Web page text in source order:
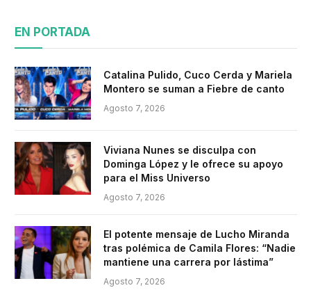
EN PORTADA
Catalina Pulido, Cuco Cerda y Mariela
Montero se suman a Fiebre de canto
Agosto 7, 2026
Viviana Nunes se disculpa con
Dominga López y le ofrece su apoyo
para el Miss Universo
Agosto 7, 2026
El potente mensaje de Lucho Miranda
tras polémica de Camila Flores: “Nadie
mantiene una carrera por lástima”
Agosto 7, 2026